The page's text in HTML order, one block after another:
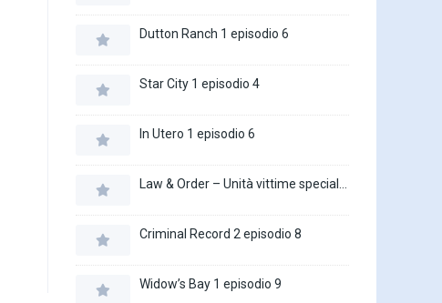
Dutton Ranch 1 episodio 6
Star City 1 episodio 4
In Utero 1 episodio 6
Criminal Record 2 episodio 8
Widow’s Bay 1 episodio 9